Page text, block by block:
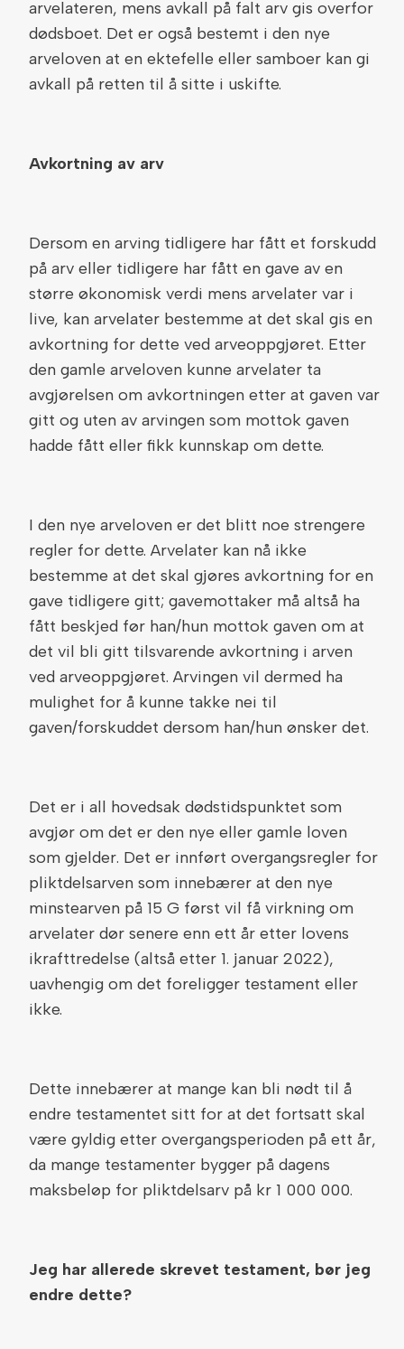
arvelateren, mens avkall på falt arv gis overfor
dødsboet. Det er også bestemt i den nye
arveloven at en ektefelle eller samboer kan gi
avkall på retten til å sitte i uskifte.
Avkortning av arv
Dersom en arving tidligere har fått et forskudd
på arv eller tidligere har fått en gave av en
større økonomisk verdi mens arvelater var i
live, kan arvelater bestemme at det skal gis en
avkortning for dette ved arveoppgjøret. Etter
den gamle arveloven kunne arvelater ta
avgjørelsen om avkortningen etter at gaven var
gitt og uten av arvingen som mottok gaven
hadde fått eller fikk kunnskap om dette.
I den nye arveloven er det blitt noe strengere
regler for dette. Arvelater kan nå ikke
bestemme at det skal gjøres avkortning for en
gave tidligere gitt; gavemottaker må altså ha
fått beskjed før han/hun mottok gaven om at
det vil bli gitt tilsvarende avkortning i arven
ved arveoppgjøret. Arvingen vil dermed ha
mulighet for å kunne takke nei til
gaven/forskuddet dersom han/hun ønsker det.
Det er i all hovedsak dødstidspunktet som
avgjør om det er den nye eller gamle loven
som gjelder. Det er innført overgangsregler for
pliktdelsarven som innebærer at den nye
minstearven på 15 G først vil få virkning om
arvelater dør senere enn ett år etter lovens
ikrafttredelse (altså etter 1. januar 2022),
uavhengig om det foreligger testament eller
ikke.
Dette innebærer at mange kan bli nødt til å
endre testamentet sitt for at det fortsatt skal
være gyldig etter overgangsperioden på ett år,
da mange testamenter bygger på dagens
maksbeløp for pliktdelsarv på kr 1 000 000.
Jeg har allerede skrevet testament, bør jeg
endre dette?